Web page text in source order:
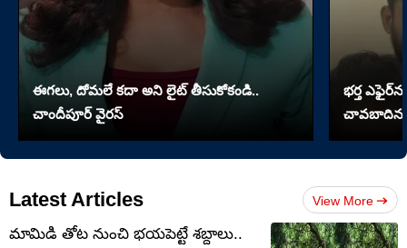
ఈగలు, దోమలే కదా అని లైట్ తీసుకోకండి..
చాందీపూర్ వైరస్
భర్త
చావబాదిన
Latest Articles View More
మామిడి తోట నుంచి భయపెట్టే శబ్దాలు..